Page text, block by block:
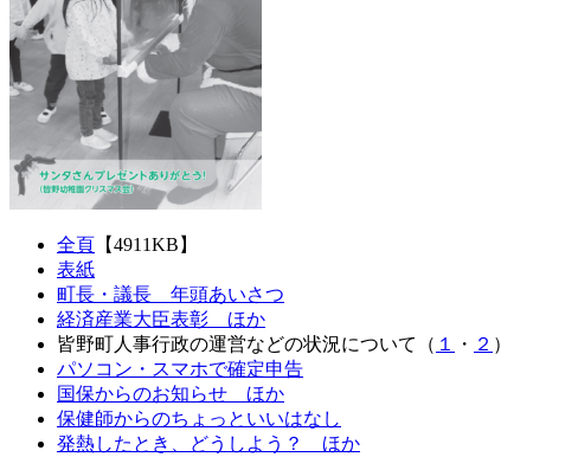
全頁 【4911KB】
表紙
町長・議長 年頭あいさつ
経済産業大臣表彰 ほか
皆野町人事行政の運営などの状況について（ １ ・ ２ ）
パソコン・スマホで確定申告
国保からのお知らせ ほか
保健師からのちょっといいはなし
発熱したとき、どうしよう？ ほか